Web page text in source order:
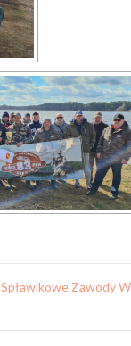
Spławikowe Zawody